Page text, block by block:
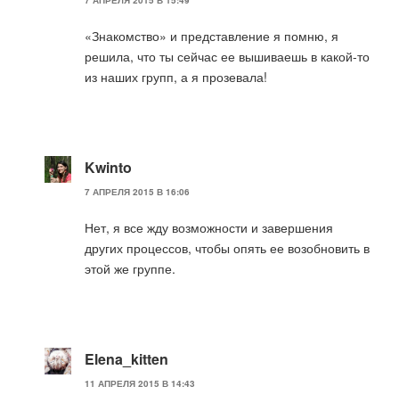
«Знакомство» и представление я помню, я
решила, что ты сейчас ее вышиваешь в какой-то
из наших групп, а я прозевала!
Kwinto
7 АПРЕЛЯ 2015 В 16:06
Нет, я все жду возможности и завершения
других процессов, чтобы опять ее возобновить в
этой же группе.
Elena_kitten
11 АПРЕЛЯ 2015 В 14:43